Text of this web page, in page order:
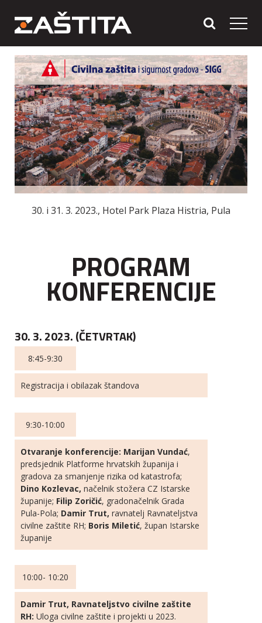
30. i 31. 3. 2023., Hotel Park Plaza Histria, Pula
PROGRAM
KONFERENCIJE
30. 3. 2023. (ČETVRTAK)
8:45-9:30
Registracija i obilazak štandova
9:30-10:00
Otvaranje konferencije: Marijan Vundać,
predsjednik Platforme hrvatskih županija i
gradova za smanjenje rizika od katastrofa;
Dino Kozlevac, načelnik stožera CZ Istarske
županije; Filip Zoričić, gradonačelnik Grada
Pula-Pola; Damir Trut, ravnatelj Ravnateljstva
civilne zaštite RH; Boris Miletić, župan Istarske
županije
10:00- 10:20
Damir Trut, Ravnateljstvo civilne zaštite
RH: Uloga civilne zaštite i projekti u 2023.